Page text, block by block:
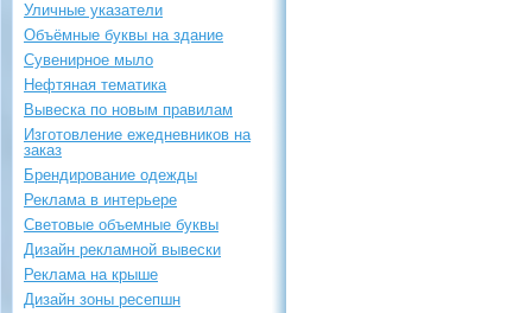
Уличные указатели
Объёмные буквы на здание
Сувенирное мыло
Нефтяная тематика
Вывеска по новым правилам
Изготовление ежедневников на
заказ
Брендирование одежды
Реклама в интерьере
Световые объемные буквы
Дизайн рекламной вывески
Реклама на крыше
Дизайн зоны ресепшн